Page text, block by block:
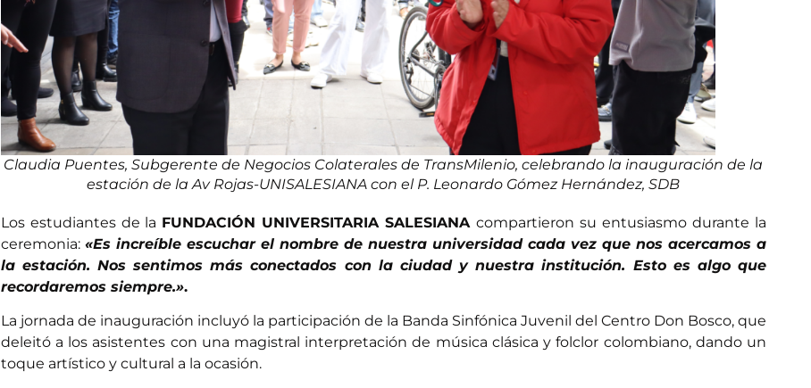
Claudia Puentes, Subgerente de Negocios Colaterales de TransMilenio, celebrando la inauguración de la
estación de la Av Rojas-UNISALESIANA con el P. Leonardo Gómez Hernández, SDB
Los estudiantes de la FUNDACIÓN UNIVERSITARIA SALESIANAcompartieron su entusiasmo durante la
ceremonia: «Es increíble escuchar el nombre de nuestra universidad cada vez que nos acercamos a
la estación. Nos sentimos más conectados con la ciudad y nuestra institución. Esto es algo que
recordaremos siempre.».
La jornada de inauguración incluyó la participación de la Banda Sinfónica Juvenil del Centro Don Bosco, que
deleitó a los asistentes con una magistral interpretación de música clásica y folclor colombiano, dando un
toque artístico y cultural a la ocasión.